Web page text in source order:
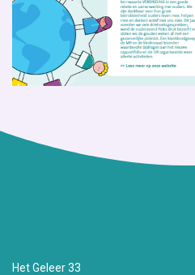
Het Geleer 33